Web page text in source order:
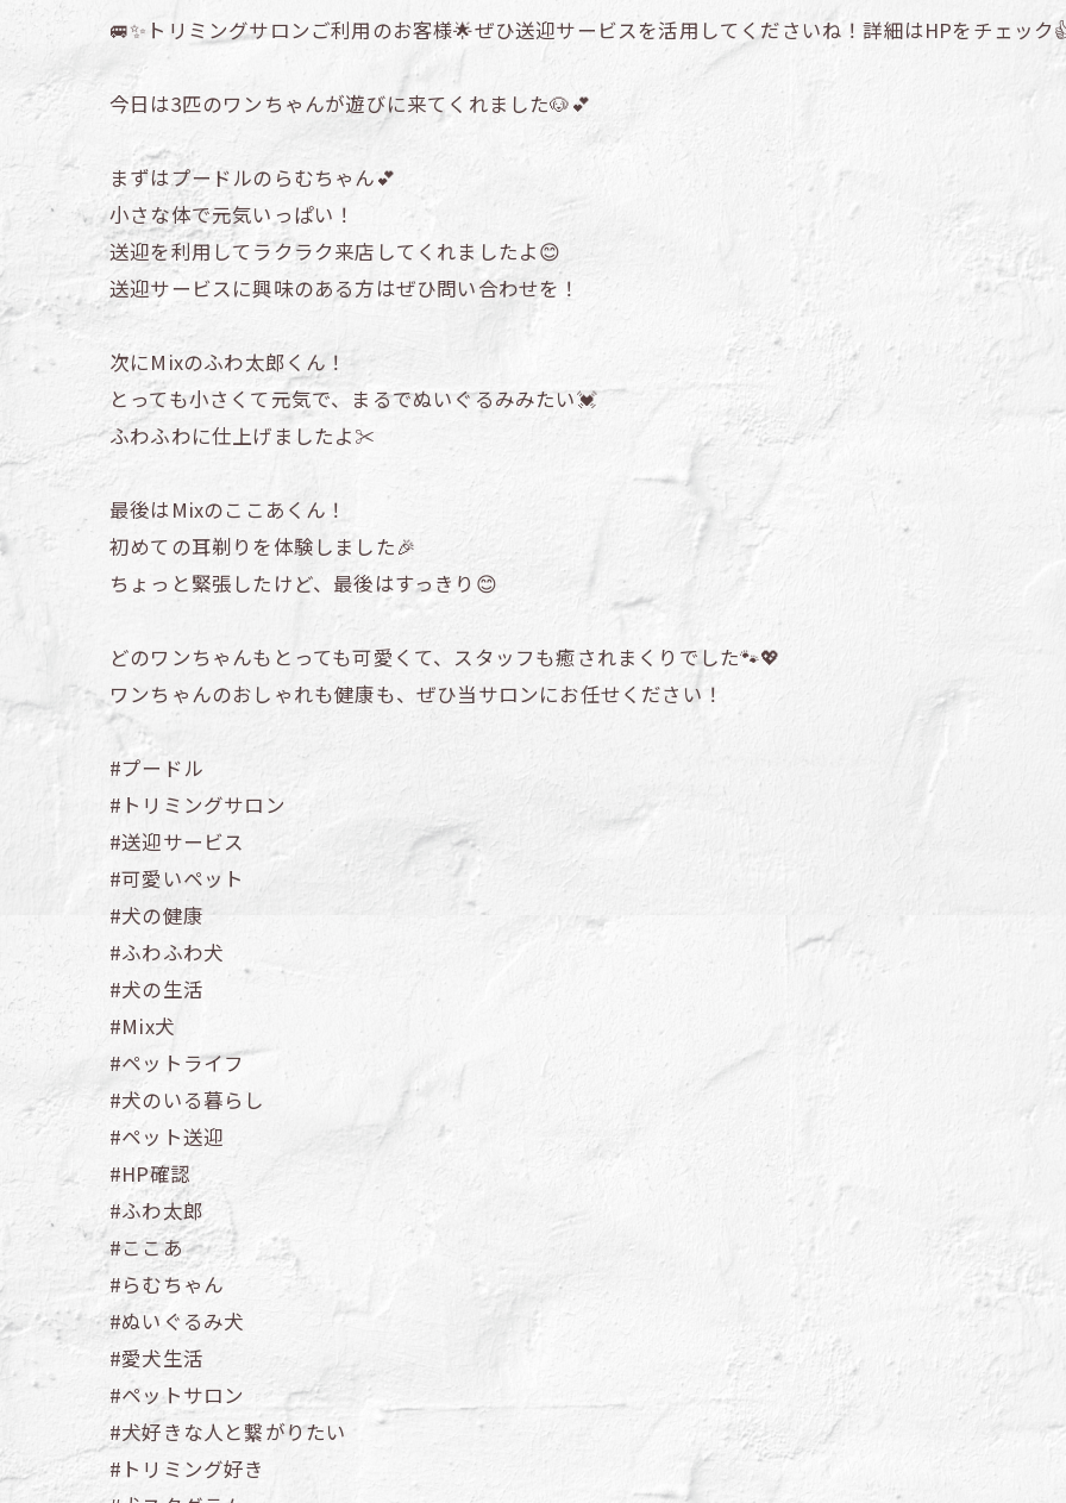
🚐✨トリミングサロンご利用のお客様🌟ぜひ送迎サービスを活用してくださいね！詳細はHPをチェック
今日は3匹のワンちゃんが遊びに来てくれました🐶💕
まずはプードルのらむちゃん💕
小さな体で元気いっぱい！
送迎を利用してラクラク来店してくれましたよ😊
送迎サービスに興味のある方はぜひ問い合わせを！
次にMixのふわ太郎くん！
とっても小さくて元気で、まるでぬいぐるみみたい💓
ふわふわに仕上げましたよ✂️
最後はMixのここあくん！
初めての耳剃りを体験しました🎉
ちょっと緊張したけど、最後はすっきり😊
どのワンちゃんもとっても可愛くて、スタッフも癒されまくりでした🐾💖
ワンちゃんのおしゃれも健康も、ぜひ当サロンにお任せください！
#プードル
#トリミングサロン
#送迎サービス
#可愛いペット
#犬の健康
#ふわふわ犬
#犬の生活
#Mix犬
#ペットライフ
#犬のいる暮らし
#ペット送迎
#HP確認
#ふわ太郎
#ここあ
#らむちゃん
#ぬいぐるみ犬
#愛犬生活
#ペットサロン
#犬好きな人と繋がりたい
#トリミング好き